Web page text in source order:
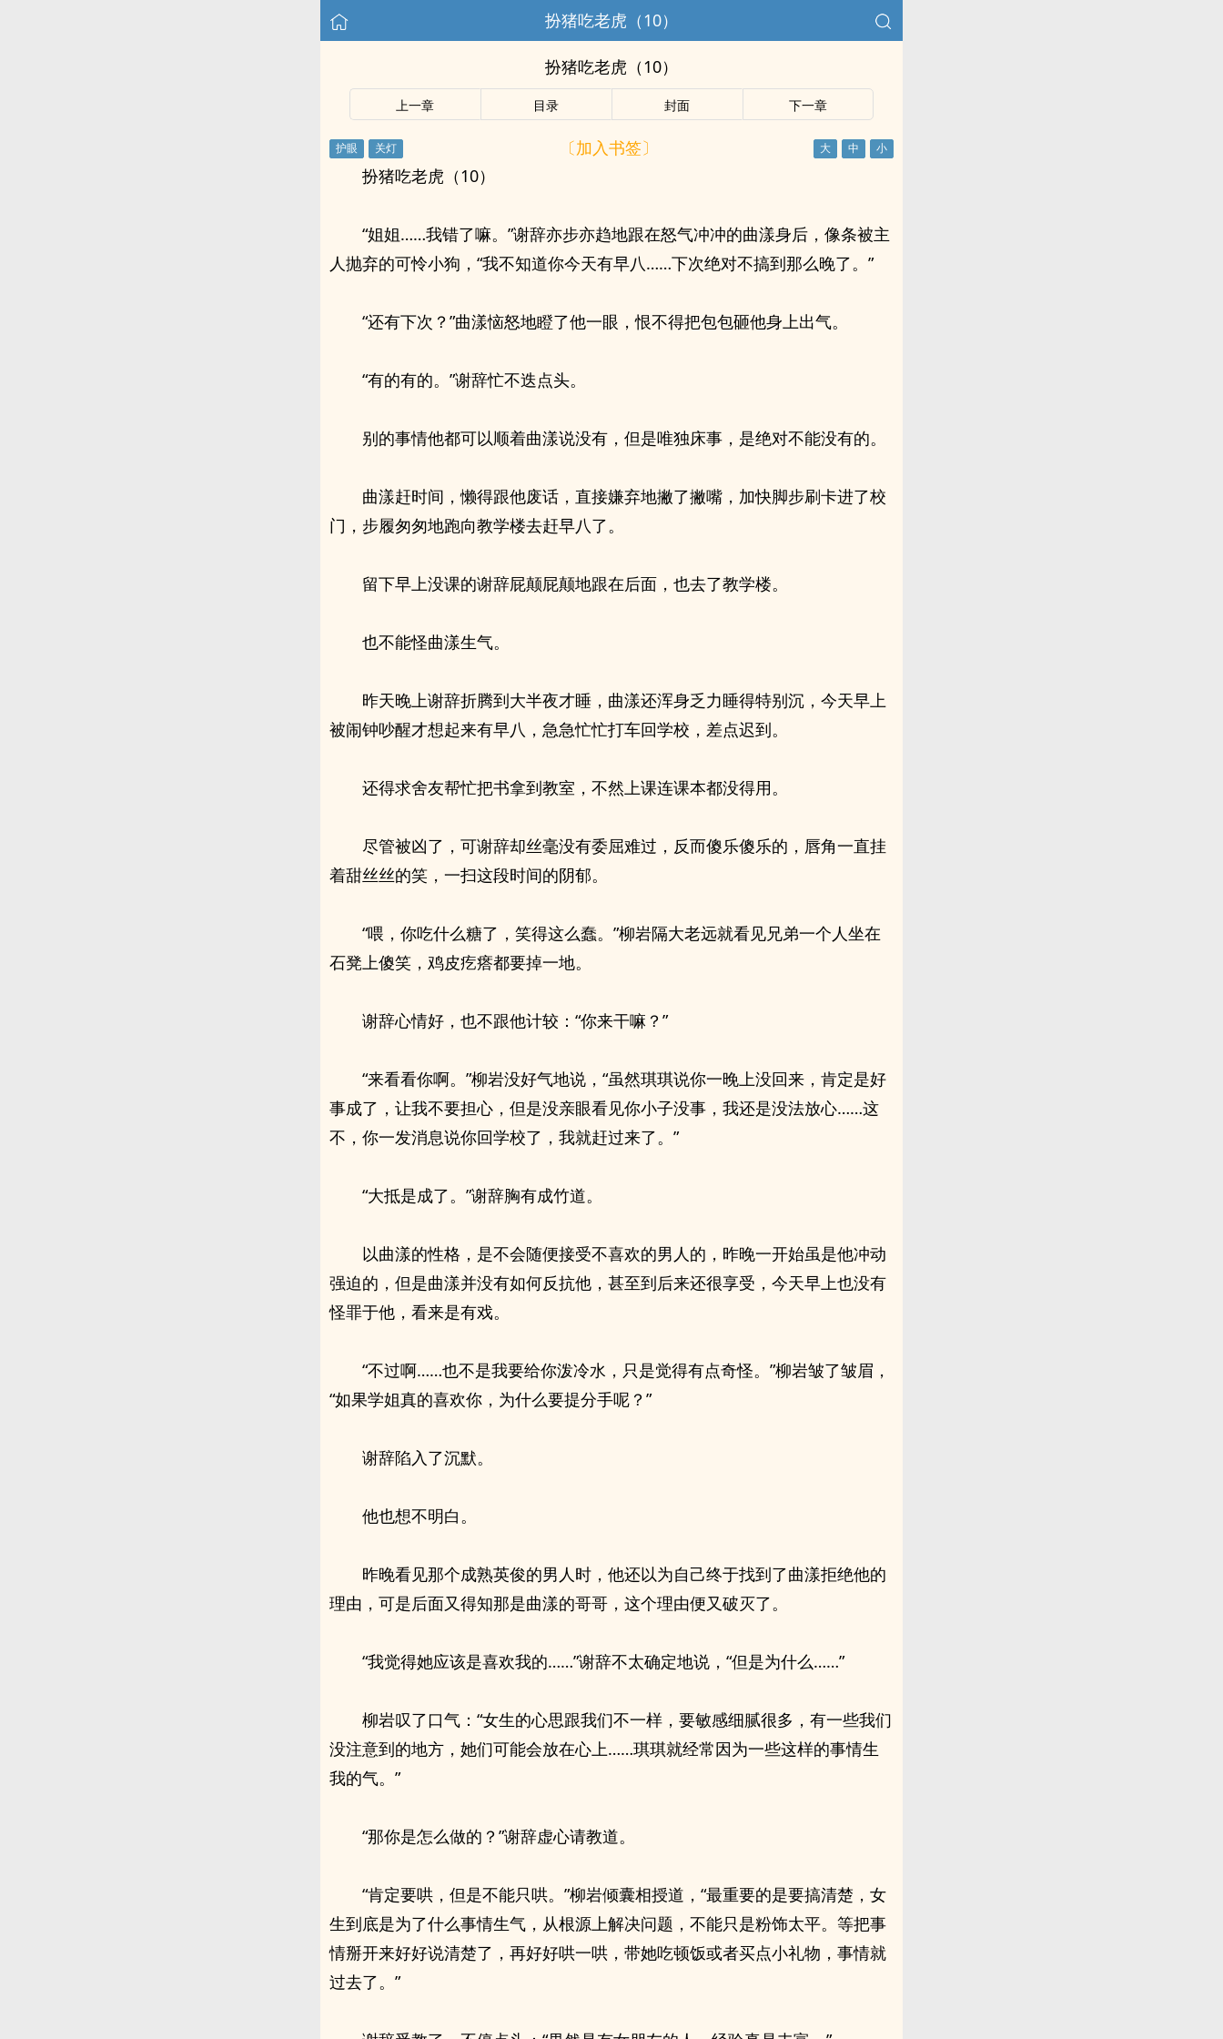
扮猪吃老虎（10）
扮猪吃老虎（10）
上一章 目录 封面 下一章
〔加入书签〕
扮猪吃老虎（10）
“姐姐……我错了嘛。”谢辞亦步亦趋地跟在怒气冲冲的曲漾身后，像条被主
人抛弃的可怜小狗，“我不知道你今天有早八……下次绝对不搞到那么晚了。”
“还有下次？”曲漾恼怒地瞪了他一眼，恨不得把包包砸他身上出气。
“有的有的。”谢辞忙不迭点头。
别的事情他都可以顺着曲漾说没有，但是唯独床事，是绝对不能没有的。
曲漾赶时间，懒得跟他废话，直接嫌弃地撇了撇嘴，加快脚步刷卡进了校
门，步履匆匆地跑向教学楼去赶早八了。
留下早上没课的谢辞屁颠屁颠地跟在后面，也去了教学楼。
也不能怪曲漾生气。
昨天晚上谢辞折腾到大半夜才睡，曲漾还浑身乏力睡得特别沉，今天早上
被闹钟吵醒才想起来有早八，急急忙忙打车回学校，差点迟到。
还得求舍友帮忙把书拿到教室，不然上课连课本都没得用。
尽管被凶了，可谢辞却丝毫没有委屈难过，反而傻乐傻乐的，唇角一直挂
着甜丝丝的笑，一扫这段时间的阴郁。
“喂，你吃什么糖了，笑得这么蠢。”柳岩隔大老远就看见兄弟一个人坐在
石凳上傻笑，鸡皮疙瘩都要掉一地。
谢辞心情好，也不跟他计较：“你来干嘛？”
“来看看你啊。”柳岩没好气地说，“虽然琪琪说你一晚上没回来，肯定是好
事成了，让我不要担心，但是没亲眼看见你小子没事，我还是没法放心……这
不，你一发消息说你回学校了，我就赶过来了。”
“大抵是成了。”谢辞胸有成竹道。
以曲漾的性格，是不会随便接受不喜欢的男人的，昨晚一开始虽是他冲动
强迫的，但是曲漾并没有如何反抗他，甚至到后来还很享受，今天早上也没有
怪罪于他，看来是有戏。
“不过啊……也不是我要给你泼冷水，只是觉得有点奇怪。”柳岩皱了皱眉，
“如果学姐真的喜欢你，为什么要提分手呢？”
谢辞陷入了沉默。
他也想不明白。
昨晚看见那个成熟英俊的男人时，他还以为自己终于找到了曲漾拒绝他的
理由，可是后面又得知那是曲漾的哥哥，这个理由便又破灭了。
“我觉得她应该是喜欢我的……”谢辞不太确定地说，“但是为什么……”
柳岩叹了口气：“女生的心思跟我们不一样，要敏感细腻很多，有一些我们
没注意到的地方，她们可能会放在心上……琪琪就经常因为一些这样的事情生
我的气。”
“那你是怎么做的？”谢辞虚心请教道。
“肯定要哄，但是不能只哄。”柳岩倾囊相授道，“最重要的是要搞清楚，女
生到底是为了什么事情生气，从根源上解决问题，不能只是粉饰太平。等把事
情掰开来好好说清楚了，再好好哄一哄，带她吃顿饭或者买点小礼物，事情就
过去了。”